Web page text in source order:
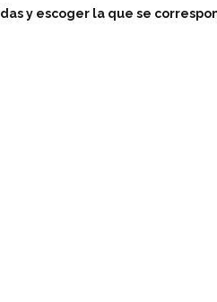
y escoger la que se